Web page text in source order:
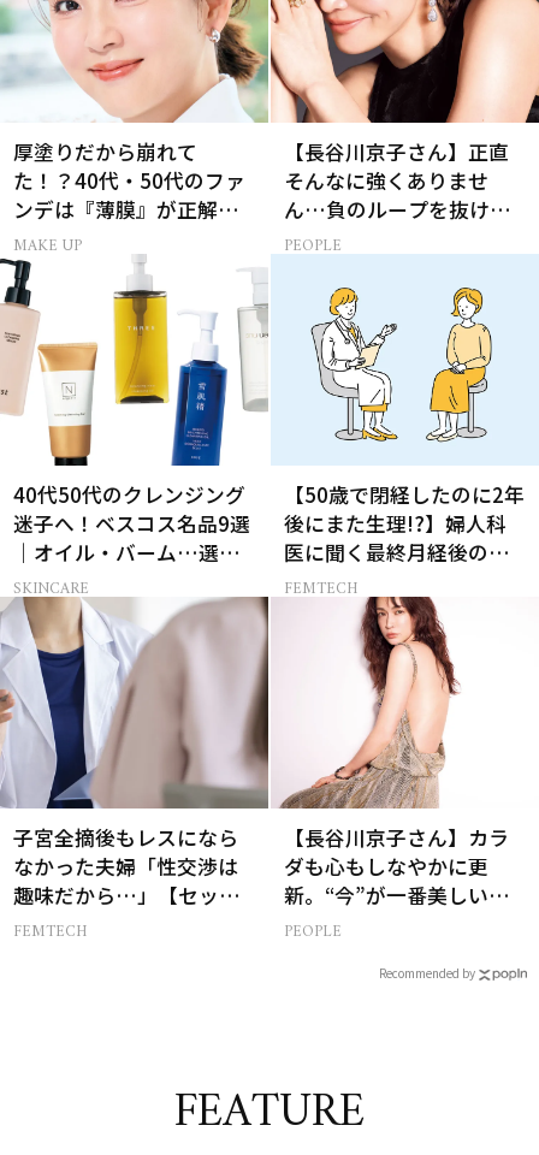
厚塗りだから崩れて
た！？40代・50代のファ
ンデは『薄膜』が正解で
した
MAKE UP
【長谷川京子さん】正直
そんなに強くありませ
ん…負のループを抜ける
15分の習慣とは?
PEOPLE
40代50代のクレンジング
迷子へ！ベスコス名品9選
｜オイル・バーム…選び
方の正解は？
SKINCARE
【50歳で閉経したのに2年
後にまた生理!?】婦人科
医に聞く最終月経後の出
血の対処法
FEMTECH
子宮全摘後もレスになら
なかった夫婦「性交渉は
趣味だから…」【セック
スレス AND THE CITY -女
FEMTECH
【長谷川京子さん】カラ
ダも心もしなやかに更
新。“今”が一番美しい
［特別画像集］
PEOPLE
Recommended by
FEATURE